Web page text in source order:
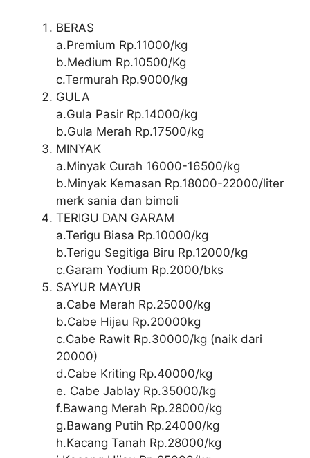
BERAS
a.Premium Rp.11000/kg
b.Medium Rp.10500/Kg
c.Termurah Rp.9000/kg
GULA
a.Gula Pasir Rp.14000/kg
b.Gula Merah Rp.17500/kg
MINYAK
a.Minyak Curah 16000-16500/kg
b.Minyak Kemasan Rp.18000-22000/liter
merk sania dan bimoli
TERIGU DAN GARAM
a.Terigu Biasa Rp.10000/kg
b.Terigu Segitiga Biru Rp.12000/kg
c.Garam Yodium Rp.2000/bks
SAYUR MAYUR
a.Cabe Merah Rp.25000/kg
b.Cabe Hijau Rp.20000kg
c.Cabe Rawit Rp.30000/kg (naik dari
20000)
d.Cabe Kriting Rp.40000/kg
e. Cabe Jablay Rp.35000/kg
f.Bawang Merah Rp.28000/kg
g.Bawang Putih Rp.24000/kg
h.Kacang Tanah Rp.28000/kg